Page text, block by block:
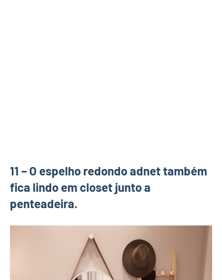
11 – O espelho redondo adnet também
fica lindo em closet junto a
penteadeira.